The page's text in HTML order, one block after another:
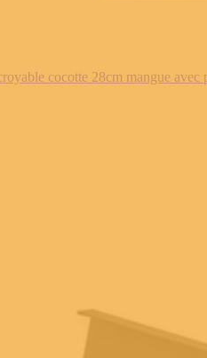
cocotte 28cm mangue